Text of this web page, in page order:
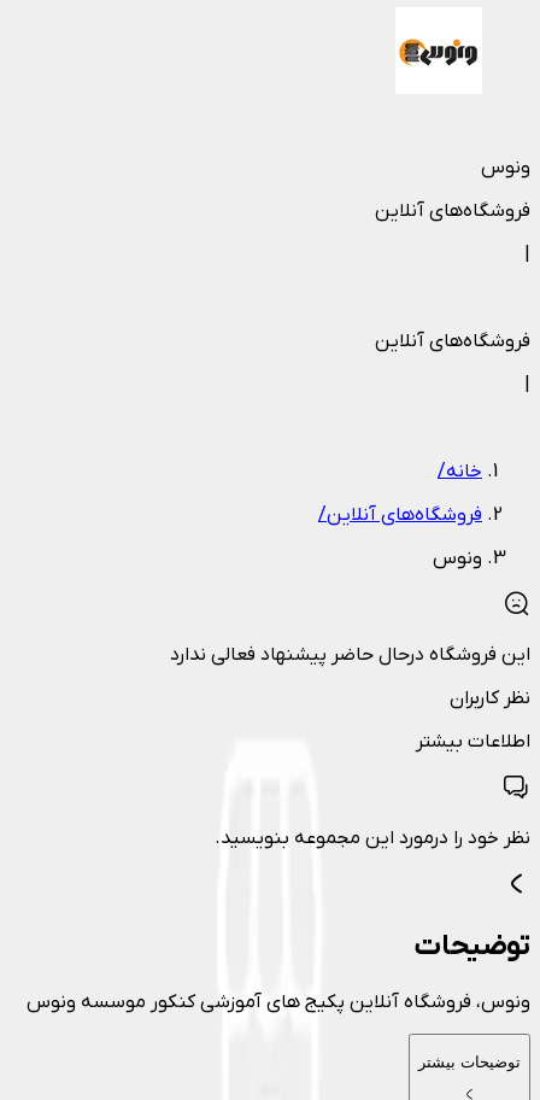
ونوس
فروشگاه‌های آنلاین
فروشگاه‌های آنلاین
خانه/
فروشگاه‌های آنلاین/
ونوس
این فروشگاه درحال حاضر پیشنهاد فعالی ندارد
نظر کاربران
اطلاعات بیشتر
نظر خود را درمورد این مجموعه بنویسید.
توضیحات
ونوس، فروشگاه آنلاین پکیج های آموزشی کنکور موسسه ونوس
توضیحات بیشتر